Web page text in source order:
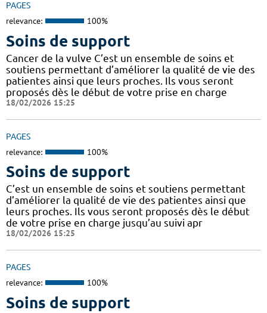
PAGES
relevance: 100%
Soins de support
Cancer de la vulve C’est un ensemble de soins et
soutiens permettant d’améliorer la qualité de vie des
patientes ainsi que leurs proches. Ils vous seront
proposés dès le début de votre prise en charge
18/02/2026 15:25
PAGES
relevance: 100%
Soins de support
C’est un ensemble de soins et soutiens permettant
d’améliorer la qualité de vie des patientes ainsi que
leurs proches. Ils vous seront proposés dès le début
de votre prise en charge jusqu’au suivi apr
18/02/2026 15:25
PAGES
relevance: 100%
Soins de support